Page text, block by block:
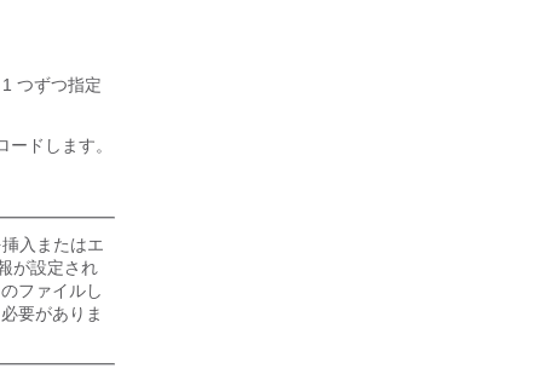
つずつ指定
ドします。
入またはエ
が設定され
ファイルし
要がありま